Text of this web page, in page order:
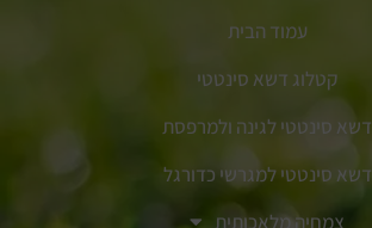
עמוד הבית
קטלוג דשא סינטטי
דשא סינטטי לגינה ולמרפסת
דשא סינטטי למגרשי כדורגל
צמחיה מלאכותית